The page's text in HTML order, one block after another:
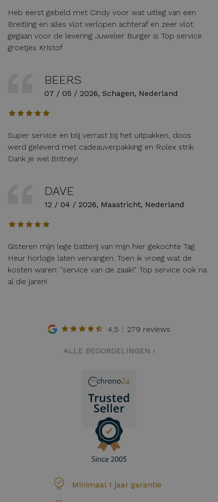
Heb eerst gebeld met Cindy voor wat uitleg van een
Breitling en alles vlot verlopen achteraf en zeer vlot
gegaan voor de levering Juwelier Burger is Top service
groetjes Kristof
BEERS
07 / 05 / 2026, Schagen, Nederland
Super service en blij verrast bij het uitpakken, doos
werd geleverd met cadeauverpakking en Rolex strik.
Dank je wel Britney!
DAVE
12 / 04 / 2026, Maastricht, Nederland
Gisteren mijn lege batterij van mijn hier gekochte Tag
Heur horloge laten vervangen. Toen ik vroeg wat de
kosten waren: "service van de zaak!". Top service ook na
al die jaren!
4,5 279 reviews
ALLE BEOORDELINGEN ›
Minimaal 1 jaar garantie